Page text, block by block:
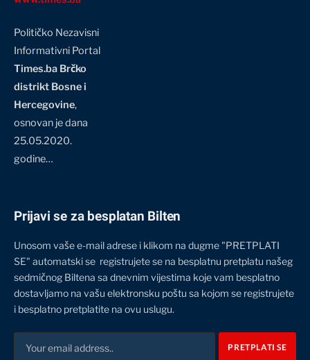
Političko Nezavisni
Informativni Portal
Times.ba Brčko
distrikt Bosne i
Hercegovine,
osnovan je dana
25.05.2020.
godine…
Prijavi se za besplatan Bilten
Unosom vaše e-mail adrese i klikom na dugme "PRETPLATI
SE" automatski se registrujete se na besplatnu pretplatu našeg
sedmičnog Biltena sa dnevnim vijestima koje vam besplatno
dostavljamo na vašu elektronsku poštu sa kojom se registrujete
i besplatno pretplatite na ovu uslugu.